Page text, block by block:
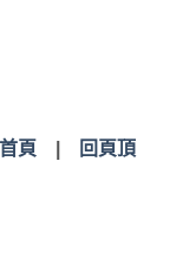
頁 回頁頂